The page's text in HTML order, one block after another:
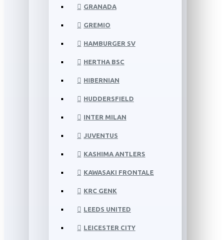
GRANADA
GREMIO
HAMBURGER SV
HERTHA BSC
HIBERNIAN
HUDDERSFIELD
INTER MILAN
JUVENTUS
KASHIMA ANTLERS
KAWASAKI FRONTALE
KRC GENK
LEEDS UNITED
LEICESTER CITY